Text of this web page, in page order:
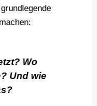
Wo
Und wie